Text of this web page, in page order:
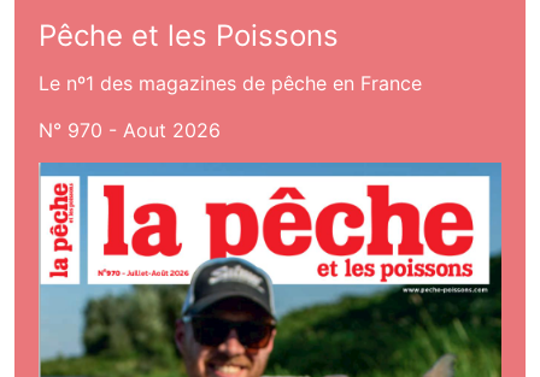
Pêche et les Poissons
Le nº1 des magazines de pêche en France
N° 970 - Aout 2026